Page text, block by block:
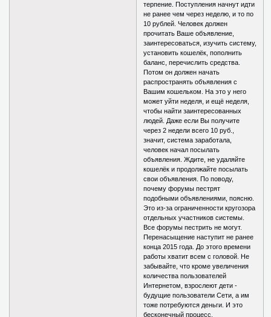
терпение. Поступления начнут идти
не ранее чем через неделю, и то по
10 рублей. Человек должен
прочитать Ваше объявление,
заинтересоваться, изучить систему,
установить кошелёк, пополнить
баланс, перечислить средства.
Потом он должен начать
распространять объявления с
Вашим кошельком. На это у него
может уйти неделя, и ещё неделя,
чтобы найти заинтересованных
людей. Даже если Вы получите
через 2 недели всего 10 руб.,
значит, система заработала,
человек начал посылать
объявления. Ждите, не удаляйте
кошелёк и продолжайте посылать
свои объявления. По поводу,
почему форумы пестрят
подобными объявлениями, поясню.
Это из-за ограниченности кругозора
отдельных участников системы.
Все форумы пестрить не могут.
Перенасыщение наступит не ранее
конца 2015 года. До этого времени
работы хватит всем с головой. Не
забывайте, что кроме увеличения
количества пользователей
Интернетом, взрослеют дети -
будущие пользователи Сети, а им
тоже потребуются деньги. И это
бесконечный процесс.